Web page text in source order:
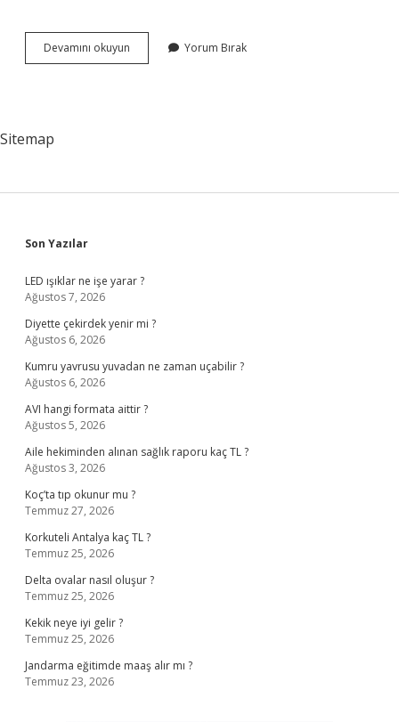
Devamını okuyun
Yeni
Yorum Bırak
Sitemap
Sidebar
Son Yazılar
LED ışıklar ne işe yarar ?
Ağustos 7, 2026
Diyette çekirdek yenir mi ?
Ağustos 6, 2026
Kumru yavrusu yuvadan ne zaman uçabilir ?
Ağustos 6, 2026
AVI hangi formata aittir ?
Ağustos 5, 2026
Aile hekiminden alınan sağlık raporu kaç TL ?
Ağustos 3, 2026
Koç’ta tıp okunur mu ?
Temmuz 27, 2026
Korkuteli Antalya kaç TL ?
Temmuz 25, 2026
Delta ovalar nasıl oluşur ?
Temmuz 25, 2026
Kekik neye iyi gelir ?
Temmuz 25, 2026
Jandarma eğitimde maaş alır mı ?
Temmuz 23, 2026